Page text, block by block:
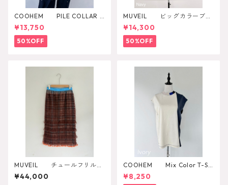
COOHEM PILE COLLAR S
HEER KNIT P/O
¥13,750
50%OFF
MUVEIL ビッグカラーブラ
ウス
¥14,300
50%OFF
MUVEIL チュールフリルス
カート MA262FS002
¥44,000
COOHEM Mix Color T-SH
IRT
¥8,250